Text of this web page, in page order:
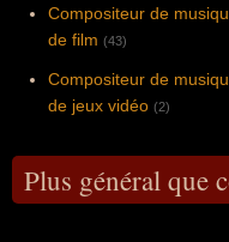
Compositeur de
de film (43)
Compositeur de
de jeux vidéo (2)
Plus général que